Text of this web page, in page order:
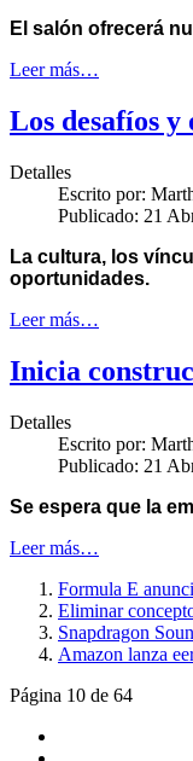
El salón ofrecerá
Leer más…
Los desafíos
Detalles
Escrito por:
Publicado: 21
La cultura, los
oportunidades.
Leer más…
Inicia
Detalles
Escrito por:
Publicado: 21
Se espera que la
Leer más…
Formula E
Eliminar
Snapdragon
Amazon lanza
Página 10 de 64